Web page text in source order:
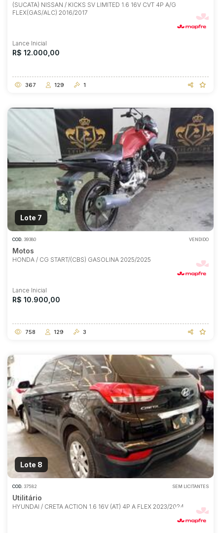
(SUCATA) NISSAN / KICKS SV LIMITED 1.6 16V CVT 4P A/G
FLEX(GAS/ALC) 2016/2017
Lance Inicial
R$ 12.000,00
367 129 1
Lote 7
COD. 39380 VENDIDO
Motos
HONDA / CG START/(CBS) GASOLINA 2025/2025
Lance Inicial
R$ 10.900,00
758 129 3
Lote 8
COD. 37582 SEM LICITANTES
Utilitário
HYUNDAI / CRETA ACTION 1.6 16V (AT) 4P A FLEX 2023/2024